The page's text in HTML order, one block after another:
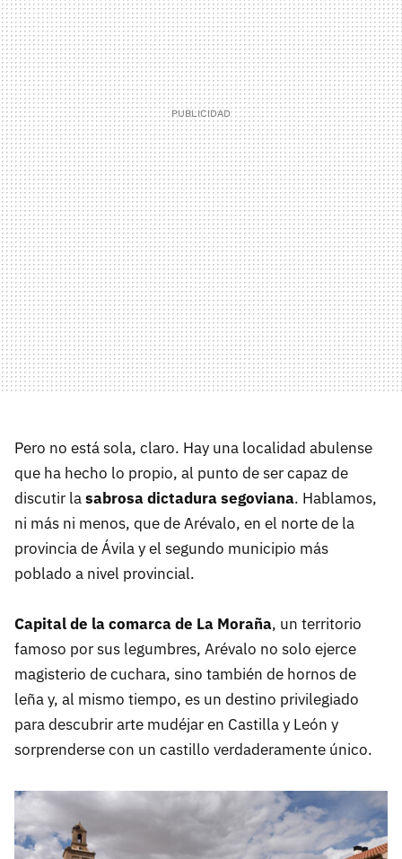
Pero no está sola, claro. Hay una localidad abulense
que ha hecho lo propio, al punto de ser capaz de
discutir lasabrosa dictadura segoviana. Hablamos,
ni más ni menos, que de Arévalo, en el norte de la
provincia de Ávila y el segundo municipio más
poblado a nivel provincial.
Capital de la comarca de La Moraña, un territorio
famoso por sus legumbres, Arévalo no solo ejerce
magisterio de cuchara, sino también de hornos de
leña y, al mismo tiempo, es un destino privilegiado
para descubrir arte mudéjar en Castilla y León y
sorprenderse con un castillo verdaderamente único.